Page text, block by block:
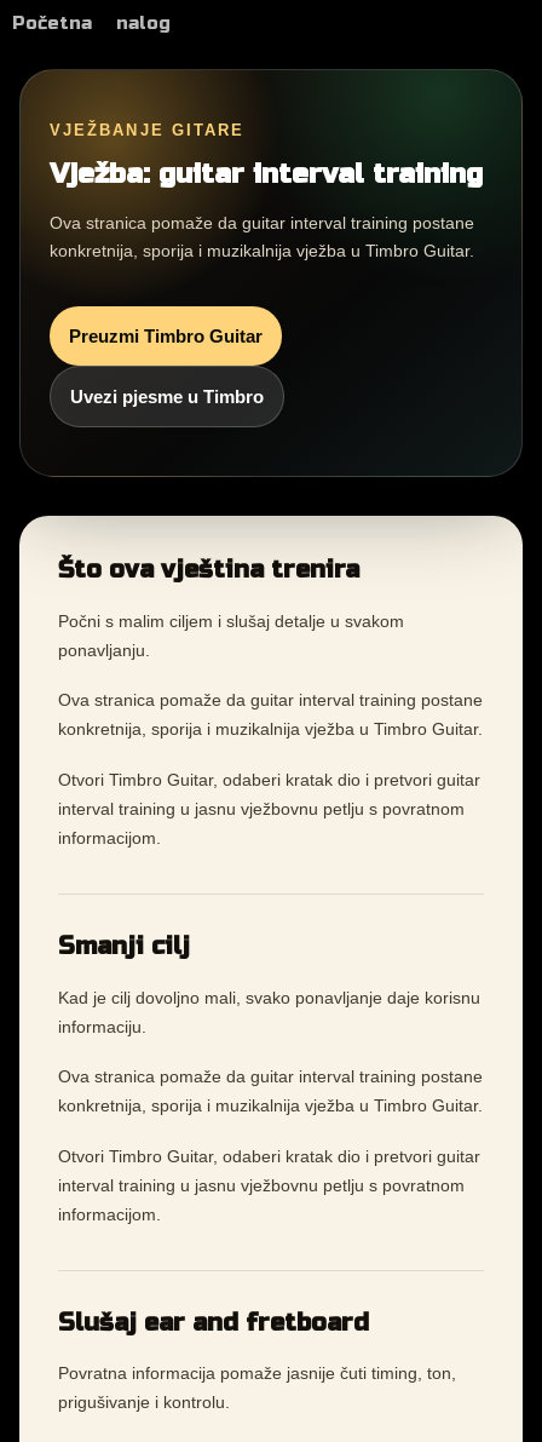
Početna nalog
VJEŽBANJE GITARE
Vježba: guitar interval training
Ova stranica pomaže da guitar interval training postane
konkretnija, sporija i muzikalnija vježba u Timbro Guitar.
Preuzmi Timbro Guitar
Uvezi pjesme u Timbro
Što ova vještina trenira
Počni s malim ciljem i slušaj detalje u svakom
ponavljanju.
Ova stranica pomaže da guitar interval training postane
konkretnija, sporija i muzikalnija vježba u Timbro Guitar.
Otvori Timbro Guitar, odaberi kratak dio i pretvori guitar
interval training u jasnu vježbovnu petlju s povratnom
informacijom.
Smanji cilj
Kad je cilj dovoljno mali, svako ponavljanje daje korisnu
informaciju.
Ova stranica pomaže da guitar interval training postane
konkretnija, sporija i muzikalnija vježba u Timbro Guitar.
Otvori Timbro Guitar, odaberi kratak dio i pretvori guitar
interval training u jasnu vježbovnu petlju s povratnom
informacijom.
Slušaj ear and fretboard
Povratna informacija pomaže jasnije čuti timing, ton,
prigušivanje i kontrolu.